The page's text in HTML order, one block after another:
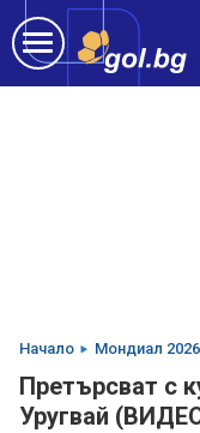
Начало Мондиал 2026
Претърсват с
Уругвай